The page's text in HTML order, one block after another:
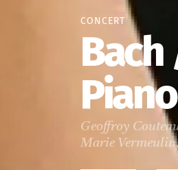
CONCERT
Sandrine
Cristian